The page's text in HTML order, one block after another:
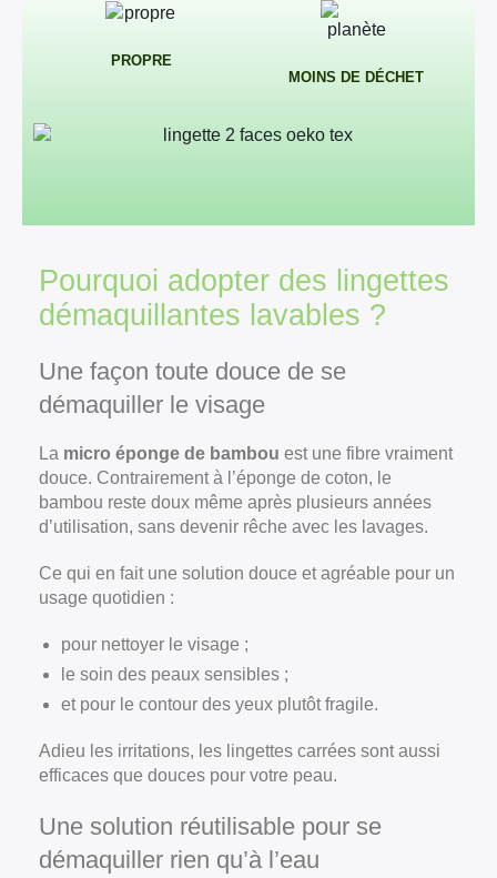
PROPRE
MOINS DE DÉCHET
Pourquoi adopter des lingettes
démaquillantes lavables ?
Une façon toute douce de se
démaquiller le visage
La micro éponge de bambou est une fibre vraiment
douce. Contrairement à l’éponge de coton, le
bambou reste doux même après plusieurs années
d’utilisation, sans devenir rêche avec les lavages.
Ce qui en fait une solution douce et agréable pour un
usage quotidien :
pour nettoyer le visage ;
le soin des peaux sensibles ;
et pour le contour des yeux plutôt fragile.
Adieu les irritations, les lingettes carrées sont aussi
efficaces que douces pour votre peau.
Une solution réutilisable pour se
démaquiller rien qu’à l’eau